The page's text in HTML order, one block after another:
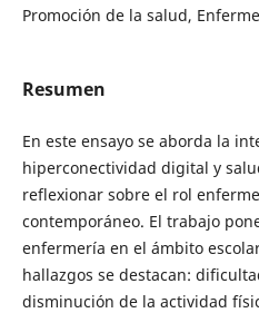
Promoción de la salud,
Resumen
En este ensayo se aborda la
hiperconectividad digital y
reflexionar sobre el rol
contemporáneo. El trabajo
enfermería en el ámbito
hallazgos se destacan:
disminución de la actividad